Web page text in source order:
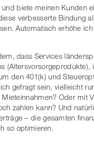
biete meinen Kunden
verbesserte Bindung
Automatisch erhöhe
dass Services
den 401(k) und
gefragt sein, vielleicht
Oder mit
zahlen kann? Und
– die gesamten
so optimieren.